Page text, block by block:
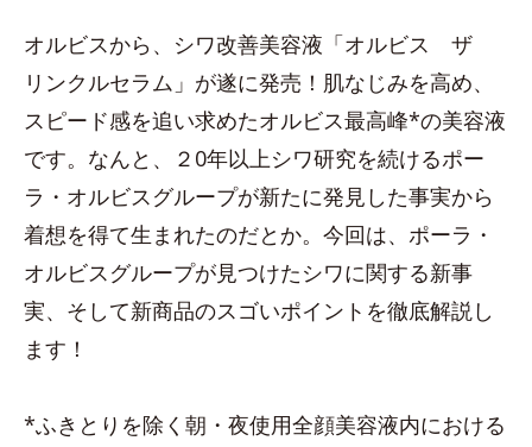
オルビスから、シワ改善美容液「オルビス ザ
リンクルセラム」が遂に発売！肌なじみを高め、
スピード感を追い求めたオルビス最高峰*の美容液
です。なんと、２0年以上シワ研究を続けるポー
ラ・オルビスグループが新たに発見した事実から
着想を得て生まれたのだとか。今回は、ポーラ・
オルビスグループが見つけたシワに関する新事
実、そして新商品のスゴいポイントを徹底解説し
ます！
*ふきとりを除く朝・夜使用全顔美容液内における